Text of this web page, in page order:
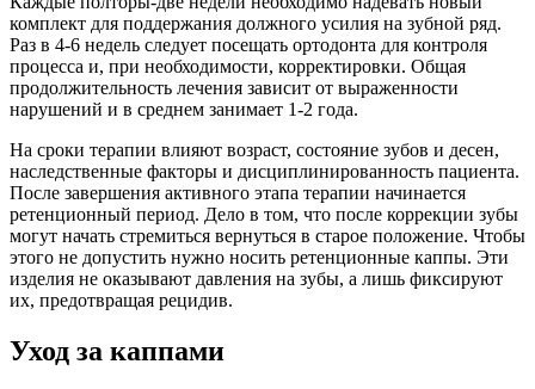
комплект для поддержания должного усилия на зубной ряд.
Раз в 4-6 недель следует посещать ортодонта для контроля
процесса и, при необходимости, корректировки. Общая
продолжительность лечения зависит от выраженности
нарушений и в среднем занимает 1-2 года.
На сроки терапии влияют возраст, состояние зубов и десен,
наследственные факторы и дисциплинированность пациента.
После завершения активного этапа терапии начинается
ретенционный период. Дело в том, что после коррекции зубы
могут начать стремиться вернуться в старое положение. Чтобы
этого не допустить нужно носить ретенционные каппы. Эти
изделия не оказывают давления на зубы, а лишь фиксируют
их, предотвращая рецидив.
Уход за каппами